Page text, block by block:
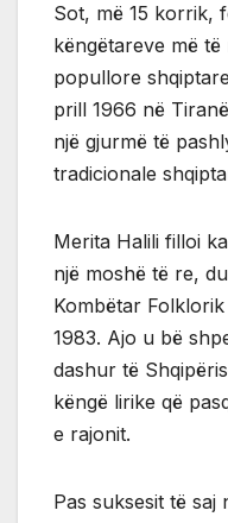
Sot, më 15 korrik,
këngëtareve më
popullore
prill 1966 në
një gjurmë të
tradicionale
Merita Halili filloi
një moshë të re,
Kombëtar
1983. Ajo u bë
dashur të
këngë lirike që
e rajonit.
Pas suksesit të